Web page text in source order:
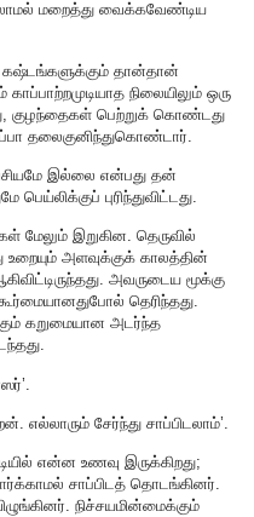
மறைத்து வைக்கவேண்டிய
தான்தான்
நிலையிலும் ஒரு
பெற்றுக் கொண்டது
தலைகுனிந்துகொண்டார்.
இல்லை என்பது தன்
புரிந்துவிட்டது.
மேலும் இறுகின. தெருவில்
உறையும் அளவுக்குக் காலத்தின்
அவருடைய மூக்கு
தெரிந்தது.
கறுமையான அடர்ந்த
சேர்ந்து சாப்பிடலாம்’.
என்ன உணவு இருக்கிறது;
சாப்பிடத் தொடங்கினர்.
நிச்சயமின்மைக்கும்